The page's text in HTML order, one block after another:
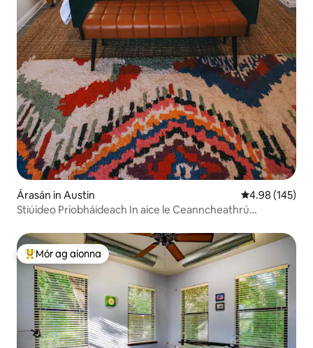
Árasán in Austin Meánrátáil
4.98 (145)
Stiúideo Príobháideach In aice le Ceanncheathrú
An-mhór ag aíonna
Mór ag aíonna